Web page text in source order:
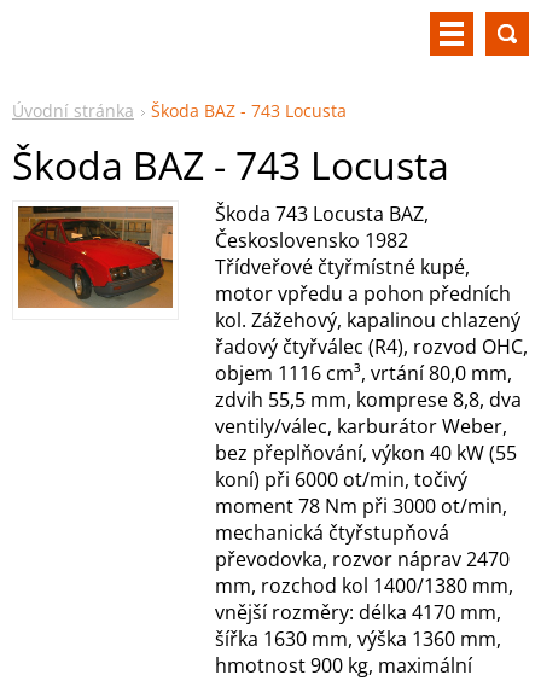
Úvodní stránka Škoda BAZ - 743 Locusta
Škoda BAZ - 743 Locusta
Škoda 743 Locusta BAZ,
Československo 1982
Třídveřové čtyřmístné kupé,
motor vpředu a pohon předních
kol. Zážehový, kapalinou chlazený
řadový čtyřválec (R4), rozvod OHC,
objem 1116 cm³, vrtání 80,0 mm,
zdvih 55,5 mm, komprese 8,8, dva
ventily/válec, karburátor Weber,
bez přeplňování, výkon 40 kW (55
koní) při 6000 ot/min, točivý
moment 78 Nm při 3000 ot/min,
mechanická čtyřstupňová
převodovka, rozvor náprav 2470
mm, rozchod kol 1400/1380 mm,
vnější rozměry: délka 4170 mm,
šířka 1630 mm, výška 1360 mm,
hmotnost 900 kg, maximální